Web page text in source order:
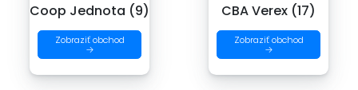
Coop Jednota (9)
Zobraziť obchod
→
CBA Verex (17)
Zobraziť obchod
→